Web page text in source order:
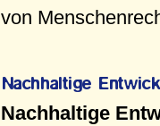
von
Nachhaltige